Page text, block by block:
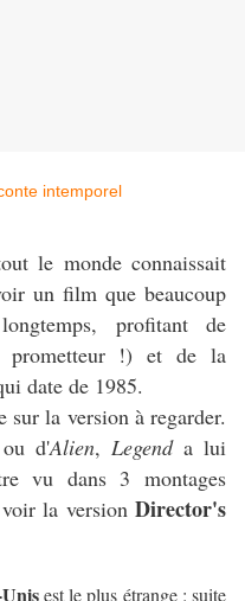
le monde connaissait
un film que beaucoup
profitant de
!) et de la
date de 1985.
la version à regarder.
d'Alien, Legenda lui
vu dans 3 montages
la version Director's
est le plus étrange : suite